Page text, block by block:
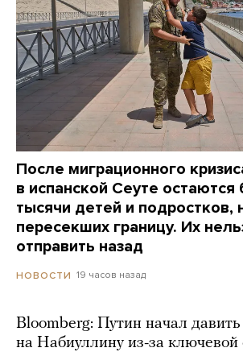
После миграционного
в испанской Сеуте
тысячи детей и подростков,
пересекших границу. Их
отправить назад
НОВОСТИ 19 часов назад
Bloomberg: Путин начал давить
на Набиуллину из-за ключевой